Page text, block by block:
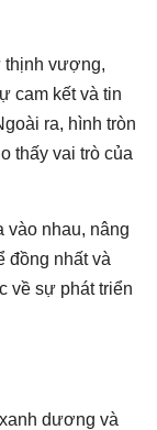
thịnh vượng,
cam kết và tin
ra, hình tròn
thấy vai trò của
nhau, nâng
đồng nhất và
về sự phát triển
dương và